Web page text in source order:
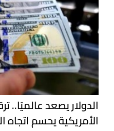
الدولار يصعد عالميًا..
الأمريكية يحسم اتجاه